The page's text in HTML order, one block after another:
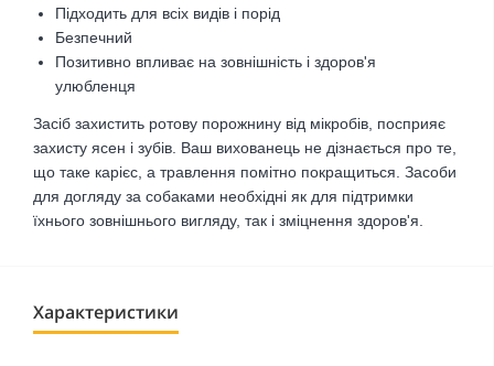
Підходить для всіх видів і порід
Безпечний
Позитивно впливає на зовнішність і здоров'я
улюбленця
Засіб захистить ротову порожнину від мікробів, посприяє
захисту ясен і зубів. Ваш вихованець не дізнається про те,
що таке карієс, а травлення помітно покращиться. Засоби
для догляду за собаками необхідні як для підтримки
їхнього зовнішнього вигляду, так і зміцнення здоров'я.
Характеристики